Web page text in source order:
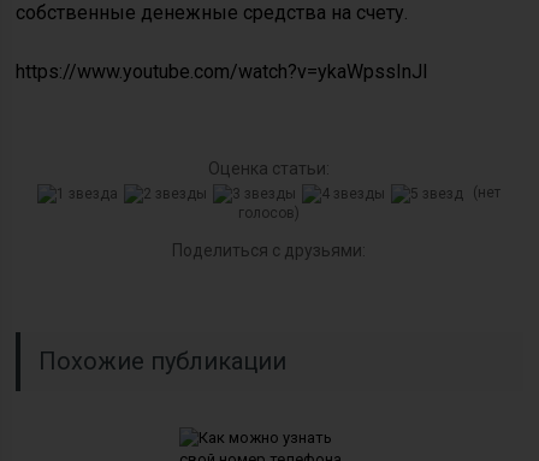
собственные денежные средства на счету.
https://www.youtube.com/watch?v=ykaWpssInJI
Оценка статьи:
(нет
голосов)
Поделиться с друзьями:
Похожие публикации